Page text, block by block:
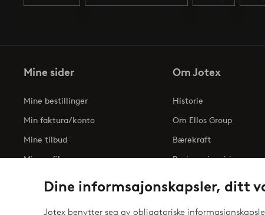
Dine informsajonskapsler, ditt
Jotex benytter seg av obligatoriske
Mine sider
Mine bestillinger
Min faktura/konto
Mine tilbud
Min profil
Om Jotex
Historie
Om Ellos Group
Bærekraft
Business inquiries
Tilgjengelighetserklæring